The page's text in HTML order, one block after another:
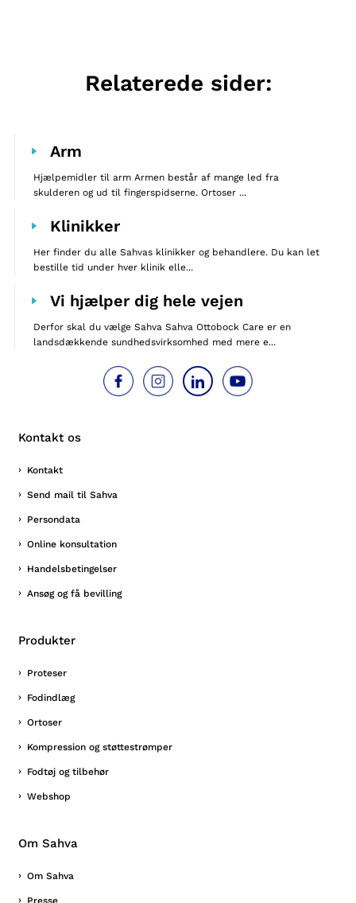
Relaterede sider:
Arm
Hjælpemidler til arm Armen består af mange led fra
skulderen og ud til fingerspidserne. Ortoser ...
Klinikker
Her finder du alle Sahvas klinikker og behandlere. Du kan let
bestille tid under hver klinik elle...
Vi hjælper dig hele vejen
Derfor skal du vælge Sahva Sahva Ottobock Care er en
landsdækkende sundhedsvirksomhed med mere e...
Kontakt os
Kontakt
Send mail til Sahva
Persondata
Online konsultation
Handelsbetingelser
Ansøg og få bevilling
Produkter
Proteser
Fodindlæg
Ortoser
Kompression og støttestrømper
Fodtøj og tilbehør
Webshop
Om Sahva
Om Sahva
Presse